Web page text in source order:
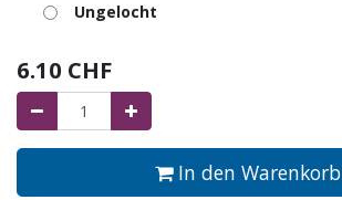
Ungelocht
6.10 CHF
In den Warenkorb